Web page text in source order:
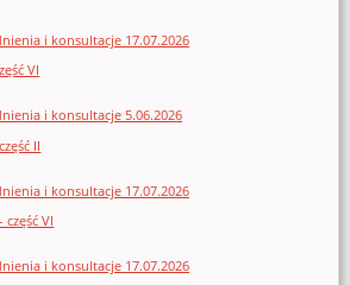
i konsultacje 17.07.2026
VI
i konsultacje 5.06.2026
II
i konsultacje 17.07.2026
VI
i konsultacje 17.07.2026